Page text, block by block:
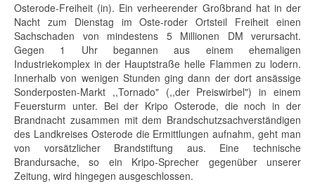
Osterode-Freiheit (in). Ein verheerender Großbrand hat in der
Nacht zum Dienstag im Oste-roder Ortsteil Freiheit einen
Sachschaden von mindestens 5 Millionen DM verursacht.
Gegen 1 Uhr begannen aus einem ehemaligen
Industriekomplex in der Hauptstraße helle Flammen zu lodern.
Innerhalb von wenigen Stunden ging dann der dort ansässige
Sonderposten-Markt ,,Tornado" (,,der Preiswirbel") in einem
Feuersturm unter. Bei der Kripo Osterode, die noch in der
Brandnacht zusammen mit dem Brandschutzsachverständigen
des Landkreises Osterode die Ermittlungen aufnahm, geht man
von vorsätzlicher Brandstiftung aus. Eine technische
Brandursache, so ein Kripo-Sprecher gegenüber unserer
Zeitung, wird hingegen ausgeschlossen.